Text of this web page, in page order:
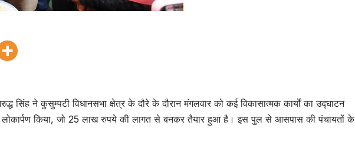
सिंह ने कुसुम्पटी विधानसभा क्षेत्र के दौरे के दौरान मंगलवार को कई विकासात्मक कार्यों का उद्घाटन
लोकार्पण किया, जो 25 लाख रुपये की लागत से बनकर तैयार हुआ है। इस पुल से आसपास की पंचायतों के